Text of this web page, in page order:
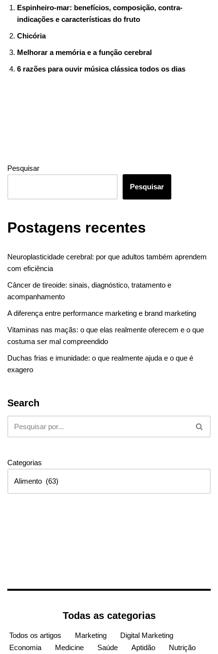
o
o
k
n
g
m
A
p
p
Espinheiro-mar: benefícios, composição, contra-
indicações e características do fruto
Chicória
Melhorar a memória e a função cerebral
6 razões para ouvir música clássica todos os dias
Pesquisar
Pesquisar
Postagens recentes
Neuroplasticidade cerebral: por que adultos também aprendem
com eficiência
Câncer de tireoide: sinais, diagnóstico, tratamento e
acompanhamento
A diferença entre performance marketing e brand marketing
Vitaminas nas maçãs: o que elas realmente oferecem e o que
costuma ser mal compreendido
Duchas frias e imunidade: o que realmente ajuda e o que é
exagero
Search
Categorias
Todas as categorias
Todos os artigos Marketing
Digital Marketing
Economia
Medicine Saúde Aptidão Nutrição